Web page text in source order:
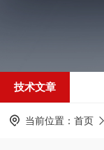
技术文章
当前位置： 首页